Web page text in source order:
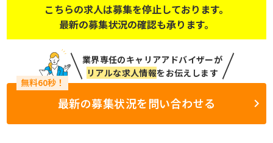
こちらの求人は募集を停止しております。
最新の募集状況の確認も承ります。
業界専任のキャリアアドバイザーが
リアルな求人情報をお伝えします
最新の募集状況を問い合わせる